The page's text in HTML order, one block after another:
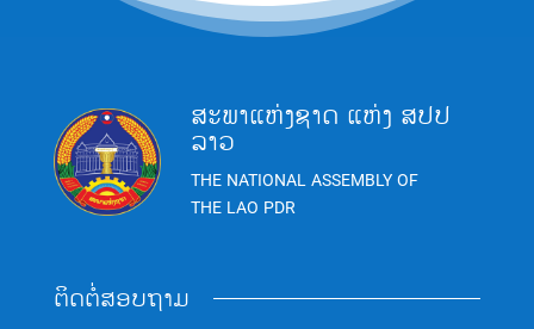
ສະພາແຫ່ງຊາດ ແຫ່ງ ສປປ
ລາວ
THE NATIONAL ASSEMBLY OF
THE LAO PDR
ຕິດຕໍ່ສອບຖາມ